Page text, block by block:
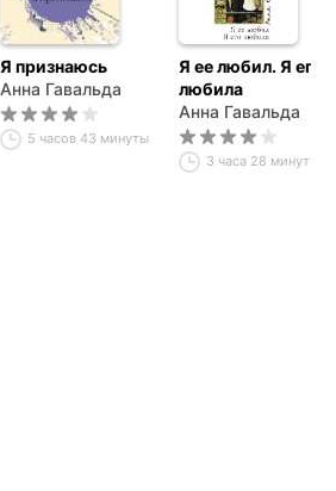
Я признаюсь
Анна Гавальда
5 часов 43 минуты
Я ее любил. Я его
любила
Анна Гавальда
3 часа 28 минут